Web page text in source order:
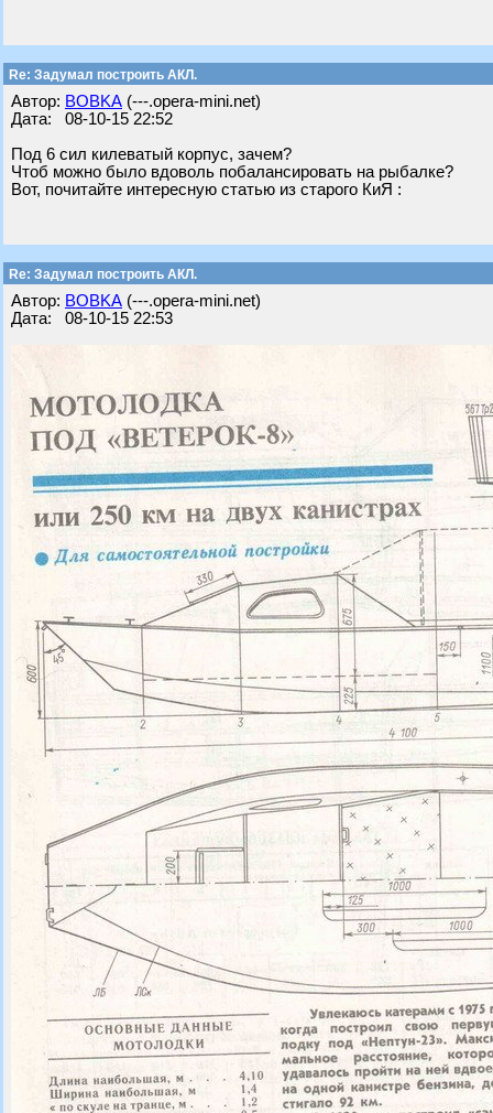
Re: Задумал построить АКЛ.
Автор: BOBKA (---.opera-mini.net)
Дата: 08-10-15 22:52
Под 6 сил килеватый корпус, зачем?
Чтоб можно было вдоволь побалансировать на рыбалке?
Вот, почитайте интересную статью из старого КиЯ :
Re: Задумал построить АКЛ.
Автор: BOBKA (---.opera-mini.net)
Дата: 08-10-15 22:53